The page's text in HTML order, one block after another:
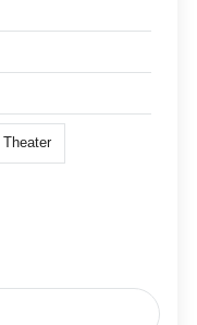
Theater